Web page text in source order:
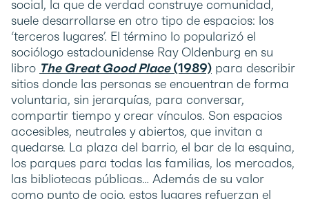
social, la que de verdad construye comunidad,
suele desarrollarse en otro tipo de espacios: los
‘terceros lugares’. El término lo popularizó el
sociólogo estadounidense Ray Oldenburg en su
libro The Great Good Place(1989) para describir
sitios donde las personas se encuentran de forma
voluntaria, sin jerarquías, para conversar,
compartir tiempo y crear vínculos. Son espacios
accesibles, neutrales y abiertos, que invitan a
quedarse. La plaza del barrio, el bar de la esquina,
los parques para todas las familias, los mercados,
las bibliotecas públicas… Además de su valor
como punto de ocio, estos lugares refuerzan el